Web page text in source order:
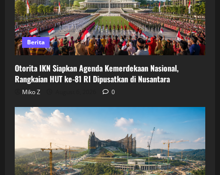
Berita
Otorita IKN Siapkan Agenda Kemerdekaan Nasional,
Rangkaian HUT ke-81 RI Dipusatkan di Nusantara
Miko Z 0